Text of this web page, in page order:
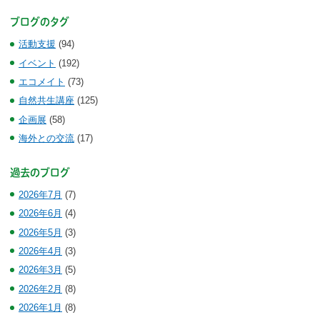
ブログのタグ
活動支援 (94)
イベント (192)
エコメイト (73)
自然共生講座 (125)
企画展 (58)
海外との交流 (17)
過去のブログ
2026年7月 (7)
2026年6月 (4)
2026年5月 (3)
2026年4月 (3)
2026年3月 (5)
2026年2月 (8)
2026年1月 (8)